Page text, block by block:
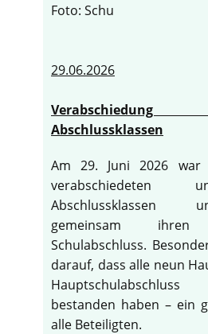
Foto: Schu
29.06.2026
Abschlussklassen
Am 29. Juni 2026
verabschiedeten
Abschlussklassen
gemeinsam ihren
Schulabschluss.
darauf, dass alle neun
bestanden haben – ein
alle Beteiligten.